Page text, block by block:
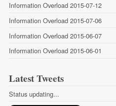
Information Overload 2015-07-12
Information Overload 2015-07-06
Information Overload 2015-06-07
Information Overload 2015-06-01
Latest Tweets
Status updating...